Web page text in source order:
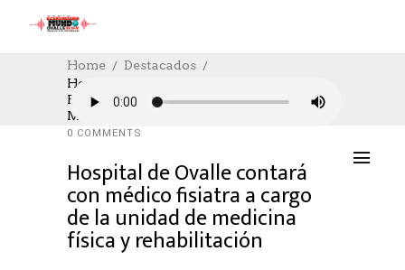
Home
Destacados
Hospital De Ovalle Contará Con Médico
Fisiatra A Cargo De La Unidad De
Medicina Física Y Rehabilitación
DESTACADOS POLÍTICA
03/03/2022
AUTHOR: HECTOR
0 COMMENTS
Hospital de Ovalle contará
con médico fisiatra a cargo
de la unidad de medicina
física y rehabilitación